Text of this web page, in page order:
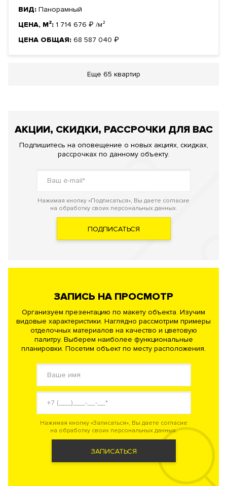
ВИД: Панорамный
ЦЕНА, М²: 1 714 676 ₽ /м²
ЦЕНА ОБЩАЯ: 68 587 040 ₽
Еще 65 квартир
АКЦИИ, СКИДКИ, РАССРОЧКИ ДЛЯ ВАС
Подпишитесь на оповещение о новых акциях, скидках,
рассрочках по данному объекту.
Нажимая кнопку «Подписаться», Вы даете согласие
на обработку своих персональных данных.
ПОДПИСАТЬСЯ
ЗАПИСЬ НА ПРОСМОТР
Организуем презентацию по макету объекта. Изучим
видовые характеристики. Наглядно рассмотрим примеры
отделочных материалов на качество и цветовую
палитру. Выберем наиболее функциональные
планировки. Посетим объект по месту расположения.
Нажимая кнопку «Записаться», Вы даете согласие
на обработку своих персональных данных.
ЗАПИСАТЬСЯ